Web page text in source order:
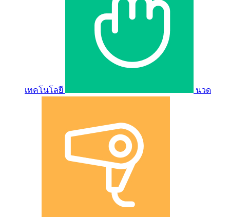
เทคโนโลยี นวด